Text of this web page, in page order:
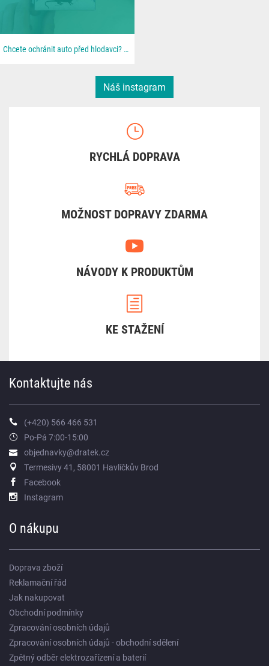
Chcete ochránit auto před hlodavci? 🐀 📦 Všechno najdeš u nás na 👉 dratek.cz #arduino...
Náš instagram
RYCHLÁ DOPRAVA
MOŽNOST DOPRAVY ZDARMA
NÁVODY K PRODUKTŮM
KE STAŽENÍ
Kontaktujte nás
(+420) 566 466 531
Po-Pá 7:00-15:00
objednavky@dratek.cz
Termesivy 41, 58001 Havlíčkův Brod
Facebook
Instagram
O nákupu
Doprava zboží
Reklamační řád
Jak nakupovat
Obchodní podmínky
Zpracování osobních údajů
Zpracování osobních údajů - obchodní sdělení
Zpětný odběr elektrozařízení a baterií